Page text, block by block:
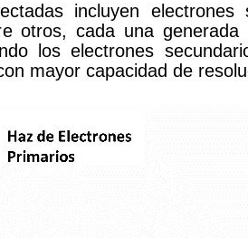
incluyen electrones
otros, cada una generada
los electrones
mayor capacidad de